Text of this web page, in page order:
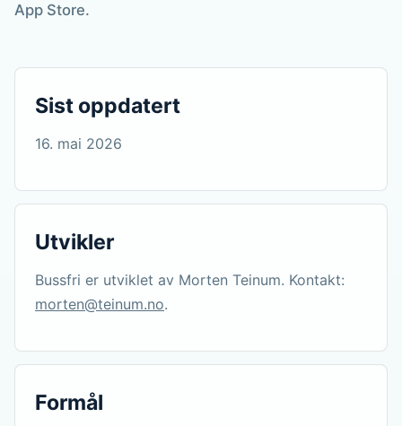
App Store.
Sist oppdatert
16. mai 2026
Utvikler
Bussfri er utviklet av Morten Teinum. Kontakt:
morten@teinum.no.
Formål